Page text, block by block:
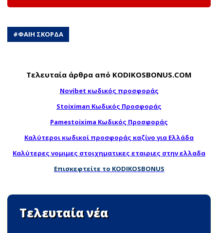
#ΦΑΙΗ ΣΚΟΡΔΑ
Τελευταία άρθρα από KODIKOSBONUS.COM
Novibet κωδικός προσφοράς
Stoiximan Κωδικός Προσφοράς
Pamestoixima Κωδικός Προσφοράς
Καλύτεροι κωδικοί προσφοράς καζίνο για Ελλάδα
Καλύτερες νομιμες στοιχηματικες εταιριες στην ελλαδα
Επισκεφτείτε το KODIKOSBONUS
Τελευταία νέα